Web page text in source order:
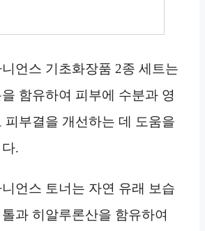
언스 기초화장품 2종 세트는
함유하여 피부에 수분과 영
피부결을 개선하는 데 도움을
.
언스 토너는 자연 유래 보습
과 히알루론산을 함유하여